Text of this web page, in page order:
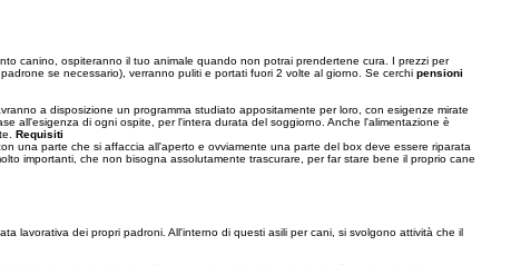
canino, ospiteranno il tuo animale quando non potrai prendertene cura. I prezzi per
se necessario), verranno puliti e portati fuori 2 volte al giorno. Se cerchi pensioni
a disposizione un programma studiato appositamente per loro, con esigenze mirate
all'esigenza di ogni ospite, per l'intera durata del soggiorno. Anche l'alimentazione è
Requisiti
una parte che si affaccia all'aperto e ovviamente una parte del box deve essere riparata
importanti, che non bisogna assolutamente trascurare, per far stare bene il proprio cane
lavorativa dei propri padroni. All'interno di questi asili per cani, si svolgono attività che il